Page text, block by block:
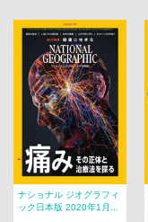
ナショナル ジオグラフィ
ック日本版 2020年1月...